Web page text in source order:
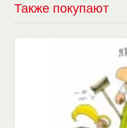
Также покупают